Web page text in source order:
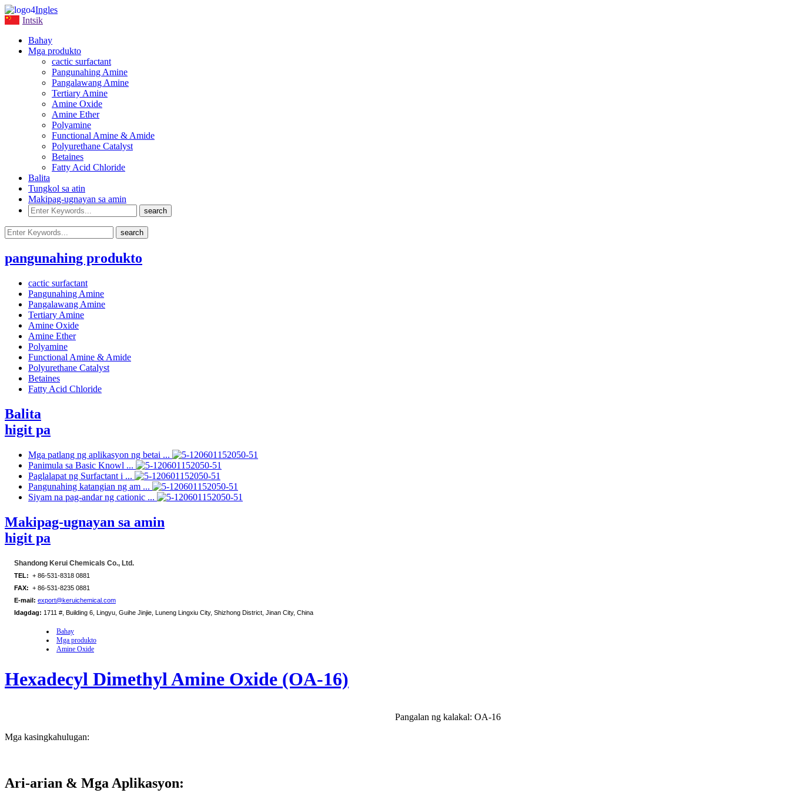
Ingles
Intsik
Bahay
Mga produkto
cactic surfactant
Pangunahing Amine
Pangalawang Amine
Tertiary Amine
Amine Oxide
Amine Ether
Polyamine
Functional Amine & Amide
Polyurethane Catalyst
Betaines
Fatty Acid Chloride
Balita
Tungkol sa atin
Makipag-ugnayan sa amin
pangunahing produkto
cactic surfactant
Pangunahing Amine
Pangalawang Amine
Tertiary Amine
Amine Oxide
Amine Ether
Polyamine
Functional Amine & Amide
Polyurethane Catalyst
Betaines
Fatty Acid Chloride
Balita
higit pa
Mga patlang ng aplikasyon ng betai ...
Panimula sa Basic Knowl ...
Paglalapat ng Surfactant i ...
Pangunahing katangian ng am ...
Siyam na pag-andar ng cationic ...
Makipag-ugnayan sa amin
higit pa
Shandong Kerui Chemicals Co., Ltd.
TEL: + 86-531-8318 0881
FAX: + 86-531-8235 0881
E-mail: export@keruichemical.com
Idagdag: 1711 #, Building 6, Lingyu, Guihe Jinjie, Luneng Lingxiu City, Shizhong District, Jinan City, China
Bahay
Mga produkto
Amine Oxide
Hexadecyl Dimethyl Amine Oxide (OA-16)
Pangalan ng kalakal: OA-16
Mga kasingkahulugan:
Ari-arian & Mga Aplikasyon: